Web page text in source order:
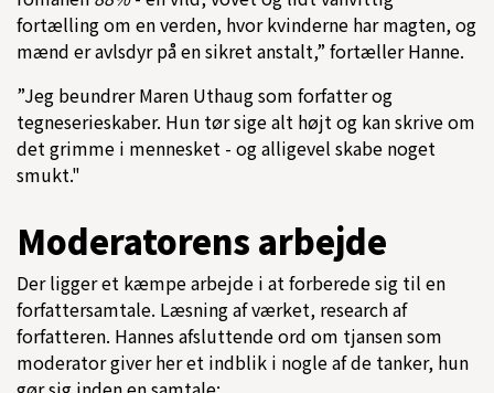
fortælling om en verden, hvor kvinderne har magten, og
mænd er avlsdyr på en sikret anstalt,” fortæller Hanne.
”Jeg beundrer Maren Uthaug som forfatter og
tegneserieskaber. Hun tør sige alt højt og kan skrive om
det grimme i mennesket - og alligevel skabe noget
smukt."
Moderatorens arbejde
Der ligger et kæmpe arbejde i at forberede sig til en
forfattersamtale. Læsning af værket, research af
forfatteren. Hannes afsluttende ord om tjansen som
moderator giver her et indblik i nogle af de tanker, hun